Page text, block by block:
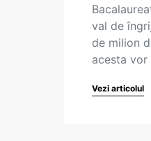
val de
de milion
acesta
Vezi articolul